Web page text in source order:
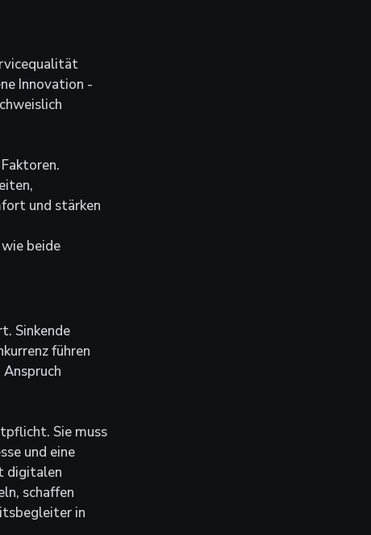
Innovation -
und stärken
beide
Sinkende
führen
Sie muss
und eine
digitalen
schaffen
in